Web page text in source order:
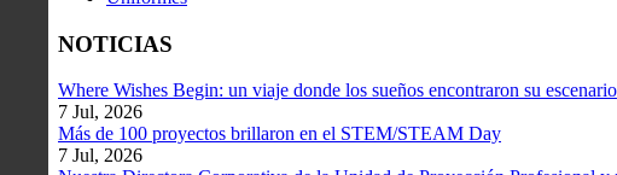
NOTICIAS
Where Wishes Begin: un viaje donde los sueños encontraron su escenario
7 Jul, 2026
Más de 100 proyectos brillaron en el STEM/STEAM Day
7 Jul, 2026